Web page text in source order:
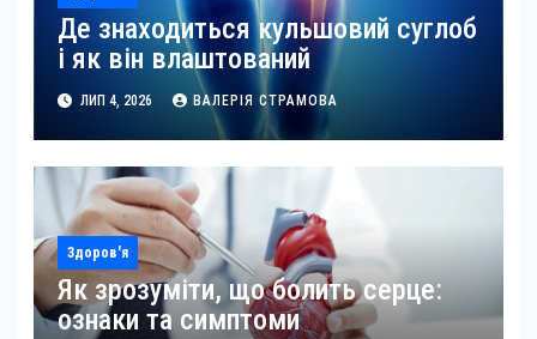
Де знаходиться кульшовий суглоб
і як він влаштований
ЛИП 4, 2026 ВАЛЕРІЯ СТРАМОВА
Здоров'я
Як зрозуміти, що болить серце:
ознаки та симптоми